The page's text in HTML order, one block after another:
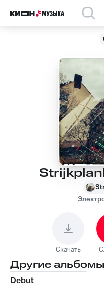
Скачать
Другие
Debut